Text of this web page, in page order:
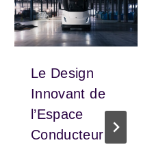
Le Design
Innovant de
l’Espace
Conducteur